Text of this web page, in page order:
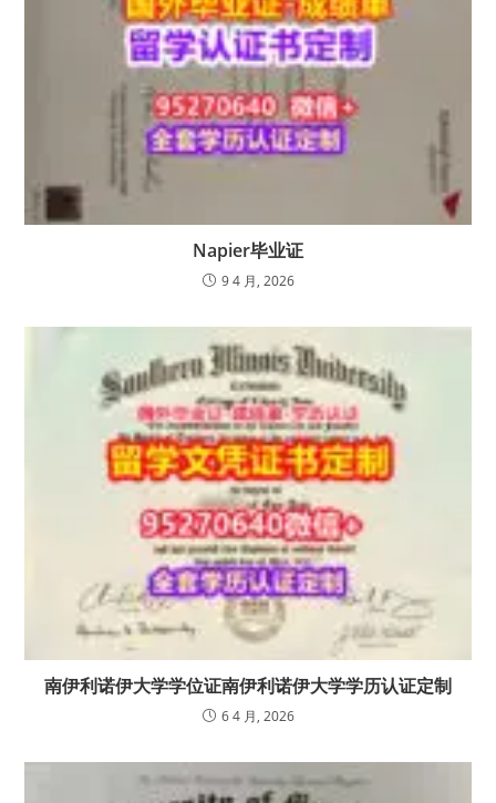
Napier毕业证
9 4 月, 2026
南伊利诺伊大学学位证南伊利诺伊大学学历认证定制
6 4 月, 2026